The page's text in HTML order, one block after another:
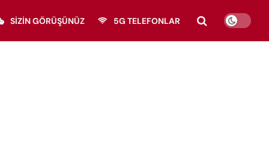
SIZIN GÖRÜŞÜNÜZ 5G TELEFONLAR